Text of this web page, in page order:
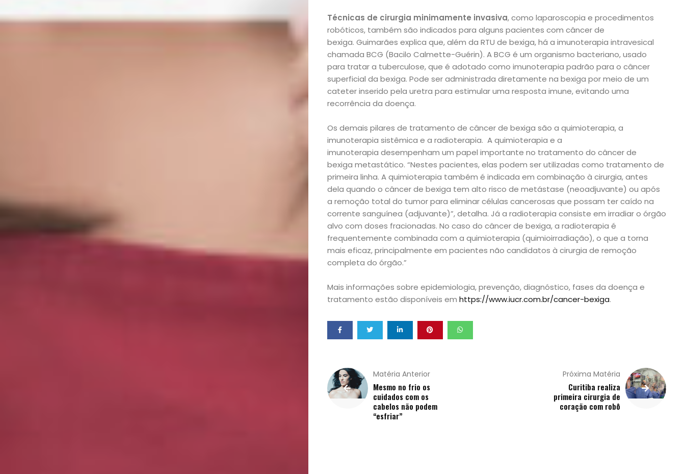
e
Qualidade
de
Vida
Sexualidade
Variedades
Buscar
Técnicas de cirurgia minimamente invasiva, como laparoscopia e procedimentos
robóticos, também são indicados para alguns pacientes com câncer de
bexiga. Guimarães explica que, além da RTU de bexiga, há a imunoterapia intravesical
chamada BCG (Bacilo Calmette-Guérin). A BCG é um organismo bacteriano, usado
para tratar a tuberculose, que é adotado como imunoterapia padrão para o câncer
superficial da bexiga. Pode ser administrada diretamente na bexiga por meio de um
cateter inserido pela uretra para estimular uma resposta imune, evitando uma
recorrência da doença.
Os demais pilares de tratamento de câncer de bexiga são a quimioterapia, a
imunoterapia sistêmica e a radioterapia. A quimioterapia e a
imunoterapia desempenham um papel importante no tratamento do câncer de
bexiga metastático. “Nestes pacientes, elas podem ser utilizadas como tratamento de
primeira linha. A quimioterapia também é indicada em combinação à cirurgia, antes
dela quando o câncer de bexiga tem alto risco de metástase (neoadjuvante) ou após
a remoção total do tumor para eliminar células cancerosas que possam ter caído na
corrente sanguínea (adjuvante)”, detalha. Já a radioterapia consiste em irradiar o órgão
alvo com doses fracionadas. No caso do câncer de bexiga, a radioterapia é
frequentemente combinada com a quimioterapia (quimioirradiação), o que a torna
mais eficaz, principalmente em pacientes não candidatos à cirurgia de remoção
completa do órgão.”
Mais informações sobre epidemiologia, prevenção, diagnóstico, fases da doença e
tratamento estão disponíveis em https://www.iucr.com.br/cancer-bexiga.
Matéria Anterior
Mesmo no frio os
cuidados com os
cabelos não podem
“esfriar”
Próxima Matéria
Curitiba realiza
primeira cirurgia de
coração com robô